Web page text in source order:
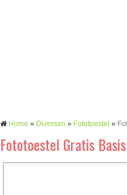
Home » Diversen » Fototoestel »
Fototoestel Gratis